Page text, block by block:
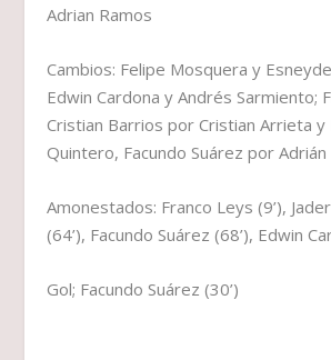
Adrian Ramos
Cambios: Felipe Mosquera y
Edwin Cardona y Andrés Sarmiento;
Cristian Barrios por Cristian Arrieta y
Quintero, Facundo Suárez por Adrián
Amonestados: Franco Leys (9’),
(64’), Facundo Suárez (68’), Edwin
Gol; Facundo Suárez (30’)